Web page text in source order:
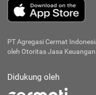
PT Agregasi Cermat
oleh Otoritas Jasa
Didukung oleh